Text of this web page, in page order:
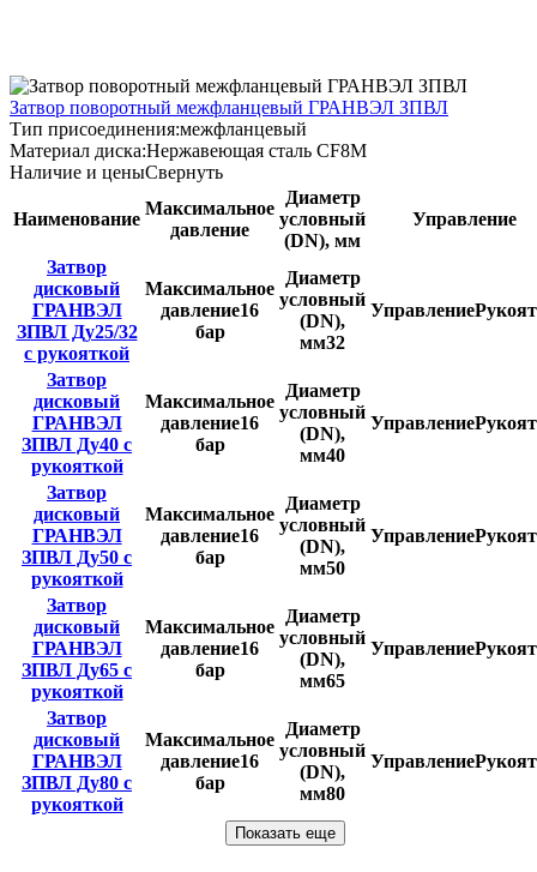
Затвор поворотный межфланцевый ГРАНВЭЛ ЗПВЛ
Тип присоединения:межфланцевый
Материал диска:Нержавеющая сталь CF8M
Наличие и ценыСвернуть
Наименование
Максимальное
давление
Диаметр
условный
(DN), мм
Управление
Затвор
дисковый
ГРАНВЭЛ
ЗПВЛ Ду25/32
с рукояткой
Максимальное
давление16
бар
Диаметр
условный
(DN),
мм32
Управление
Затвор
дисковый
ГРАНВЭЛ
ЗПВЛ Ду40 с
рукояткой
Максимальное
давление16
бар
Диаметр
условный
(DN),
мм40
Управление
Затвор
дисковый
ГРАНВЭЛ
ЗПВЛ Ду50 с
рукояткой
Максимальное
давление16
бар
Диаметр
условный
(DN),
мм50
Управление
Затвор
дисковый
ГРАНВЭЛ
ЗПВЛ Ду65 с
рукояткой
Максимальное
давление16
бар
Диаметр
условный
(DN),
мм65
Управление
Затвор
дисковый
ГРАНВЭЛ
ЗПВЛ Ду80 с
рукояткой
Максимальное
давление16
бар
Диаметр
условный
(DN),
мм80
Управление
Показать еще